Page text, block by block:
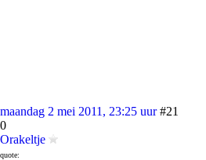
maandag 2 mei 2011, 23:25 uur #21
0
Orakeltje
quote: